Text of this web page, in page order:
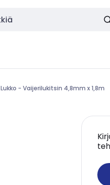
Lukko - Vaijerilukitsin 4,8mm x 1,8m